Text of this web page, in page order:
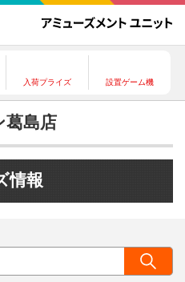
入荷プライズ 設置ゲーム機
島店
情報